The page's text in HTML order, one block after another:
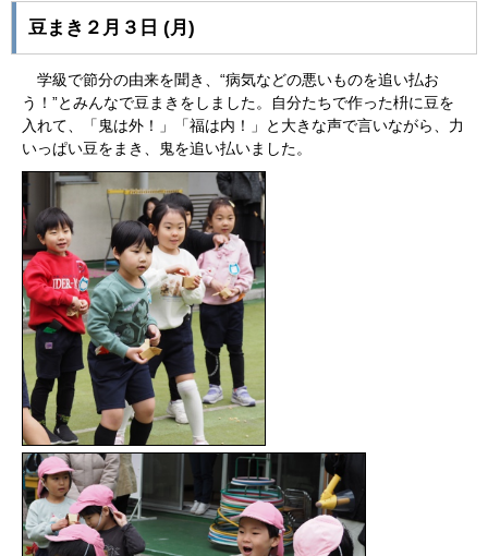
豆まき２月３日 (月)
学級で節分の由来を聞き、“病気などの悪いものを追い払お
う！”とみんなで豆まきをしました。自分たちで作った枡に豆を
入れて、「鬼は外！」「福は内！」と大きな声で言いながら、力
いっぱい豆をまき、鬼を追い払いました。